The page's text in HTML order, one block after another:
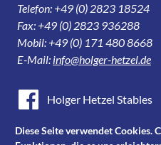
Telefon: +49 (0) 2823 18524
Fax: +49 (0) 2823 936288
Mobil: +49 (0) 171 480 8668
E-Mail: info@holger-hetzel.de
Holger Hetzel Stables
Holger Hetzel Sport
Diese Seite verwendet Cookies.